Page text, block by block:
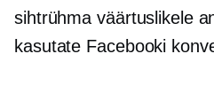
sihtrühma väärtuslikele
kasutate Facebooki